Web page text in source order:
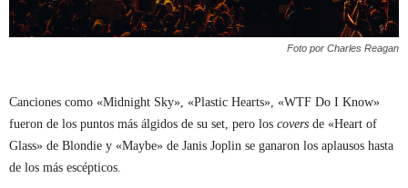
Foto por Charles Reagan
Canciones como «Midnight Sky», «Plastic Hearts», «WTF Do I Know»
fueron de los puntos más álgidos de su set, pero los covers de «Heart of
Glass» de Blondie y «Maybe» de Janis Joplin se ganaron los aplausos hasta
de los más escépticos.